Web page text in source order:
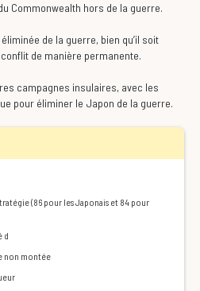
Commonwealth hors de la guerre.
de la guerre, bien qu’il soit
de manière permanente.
campagnes insulaires, avec les
pour éliminer le Japon de la guerre.
(86 pour les Japonais et 84 pour
d
non montée